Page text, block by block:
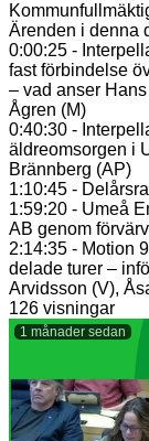
Ärenden i denna
0:00:25 -
fast förbindelse
– vad anser
Ågren (M)
0:40:30 -
äldreomsorgen i
Brännberg (AP)
1:10:45 -
1:59:20 - Umeå
AB genom
2:14:35 - Motion
delade turer –
Arvidsson (V),
126 visningar
1 månader sedan